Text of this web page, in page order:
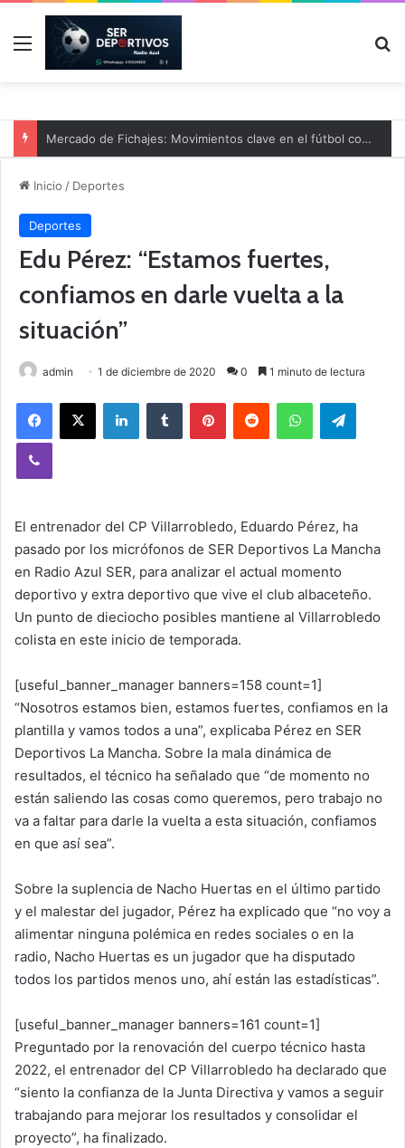
Menú
Mercado de Fichajes: Movimientos clave en el fútbol comarcal
Inicio / Deportes
Deportes
Edu Pérez: “Estamos fuertes,
confiamos en darle vuelta a la
situación”
admin 1 de diciembre de 2020 0 1 minuto de lectura
El entrenador del CP Villarrobledo, Eduardo Pérez, ha
pasado por los micrófonos de SER Deportivos La Mancha
en Radio Azul SER, para analizar el actual momento
deportivo y extra deportivo que vive el club albaceteño.
Un punto de dieciocho posibles mantiene al Villarrobledo
colista en este inicio de temporada.
[useful_banner_manager banners=158 count=1]
“Nosotros estamos bien, estamos fuertes, confiamos en la
plantilla y vamos todos a una”, explicaba Pérez en SER
Deportivos La Mancha. Sobre la mala dinámica de
resultados, el técnico ha señalado que “de momento no
están saliendo las cosas como queremos, pero trabajo no
va a faltar para darle la vuelta a esta situación, confiamos
en que así sea”.
Sobre la suplencia de Nacho Huertas en el último partido
y el malestar del jugador, Pérez ha explicado que “no voy a
alimentar ninguna polémica en redes sociales o en la
radio, Nacho Huertas es un jugador que ha disputado
todos los partidos menos uno, ahí están las estadísticas”.
[useful_banner_manager banners=161 count=1]
Preguntado por la renovación del cuerpo técnico hasta
2022, el entrenador del CP Villarrobledo ha declarado que
“siento la confianza de la Junta Directiva y vamos a seguir
trabajando para mejorar los resultados y consolidar el
proyecto”, ha finalizado.